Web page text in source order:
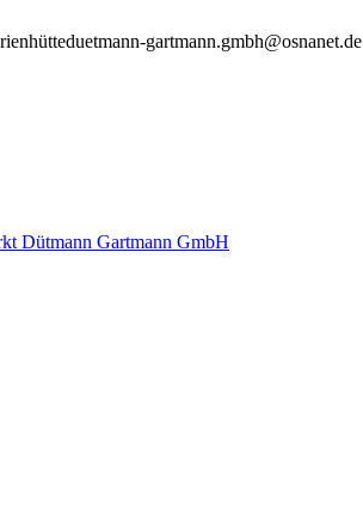
duetmann-gartmann.gmbh@osnanet.de